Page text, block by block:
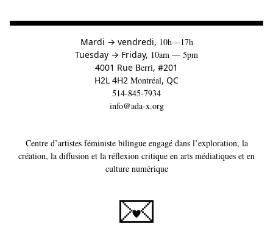
Mardi →àvendredi, 10h—17h
Tuesday → to
Friday, 10am — 5pm
4001 Rue Berri, #201
H2L 4H2 Montréal, QC
514-845-7934
info@ada-x.org
Centre d’artistes féministe bilingue engagé dans l’exploration, la
création, la diffusion et la réflexion critique en arts médiatiques et en
culture numérique